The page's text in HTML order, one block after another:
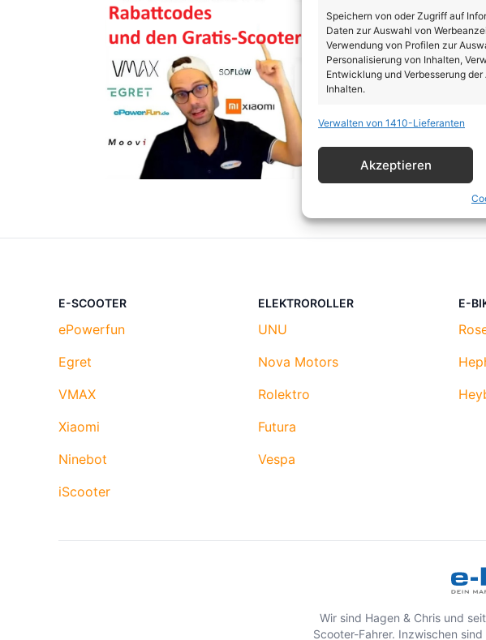
Speichern von oder Zugriff auf
Daten zur Auswahl von
Verwendung von Profilen zur
Personalisierung von Inhalten,
Entwicklung und Verbesserung
Inhalten.
Eigenschaften
Abgleichung und Kombination
Verknüpfung verschiedener
automatisch übermittelter
Gewährleistung der
von Betrug und
Verwalten von 1410-Lieferanten
Akzeptieren
E-SCOOTER
ePowerfun
Egret
VMAX
Xiaomi
Ninebot
iScooter
ELEKTROROLLER
UNU
Nova Motors
Rolektro
Futura
Vespa
E-
Wir sind Hagen & Chris und
Scooter-Fahrer. Inzwischen